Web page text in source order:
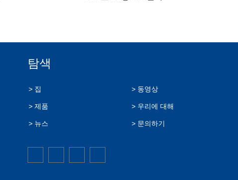
탐색
> 집
> 제품
> 뉴스
> 동영상
> 우리에 대해
> 문의하기